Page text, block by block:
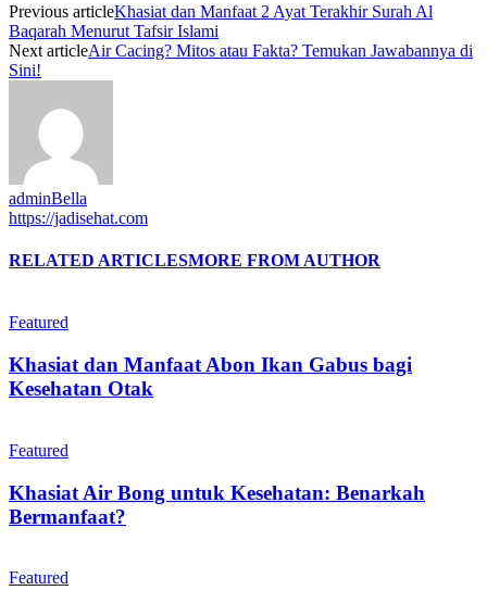
Previous articleKhasiat dan Manfaat 2 Ayat Terakhir Surah Al
Baqarah Menurut Tafsir Islami
Next articleAir Cacing? Mitos atau Fakta? Temukan Jawabannya di
Sini!
adminBella
https://jadisehat.com
RELATED ARTICLESMORE FROM AUTHOR
Featured
Khasiat dan Manfaat Abon Ikan Gabus bagi
Kesehatan Otak
Featured
Khasiat Air Bong untuk Kesehatan: Benarkah
Bermanfaat?
Featured